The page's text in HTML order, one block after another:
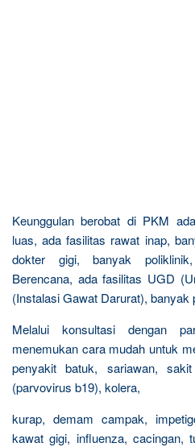
Keunggulan berobat di PKM
luas, ada fasilitas rawat inap,
dokter gigi, banyak
Berencana, ada fasilitas UGD
(Instalasi Gawat Darurat),
Melalui konsultasi dengan
menemukan cara mudah untuk
penyakit batuk, sariawan,
(parvovirus b19), kolera,
kurap, demam campak,
kawat gigi, influenza, cacingan,